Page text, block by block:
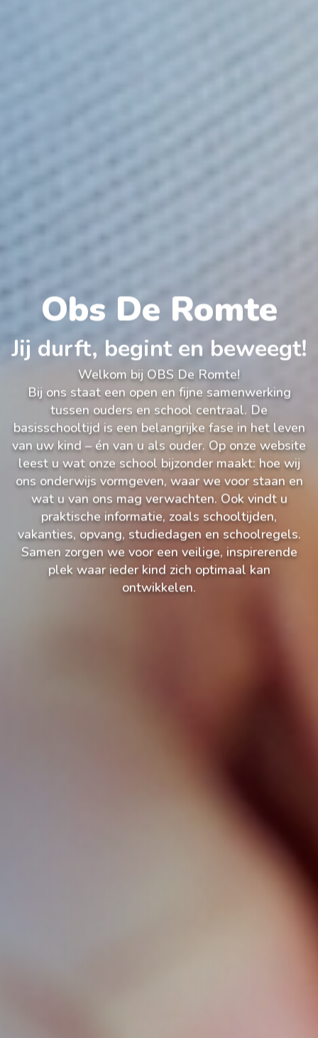
Obs De Romte
Jij durft, begint en beweegt!
Welkom bij OBS De Romte!
Bij ons staat een open en fijne samenwerking
tussen ouders en school centraal. De
basisschooltijd is een belangrijke fase in het leven
van uw kind – én van u als ouder. Op onze website
leest u wat onze school bijzonder maakt: hoe wij
ons onderwijs vormgeven, waar we voor staan en
wat u van ons mag verwachten. Ook vindt u
praktische informatie, zoals schooltijden,
vakanties, opvang, studiedagen en schoolregels.
Samen zorgen we voor een veilige, inspirerende
plek waar ieder kind zich optimaal kan
ontwikkelen.